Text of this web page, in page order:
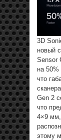
3D
новый
Sensor
на 50%
что
Gen 2
что
4×9 мм,
этому